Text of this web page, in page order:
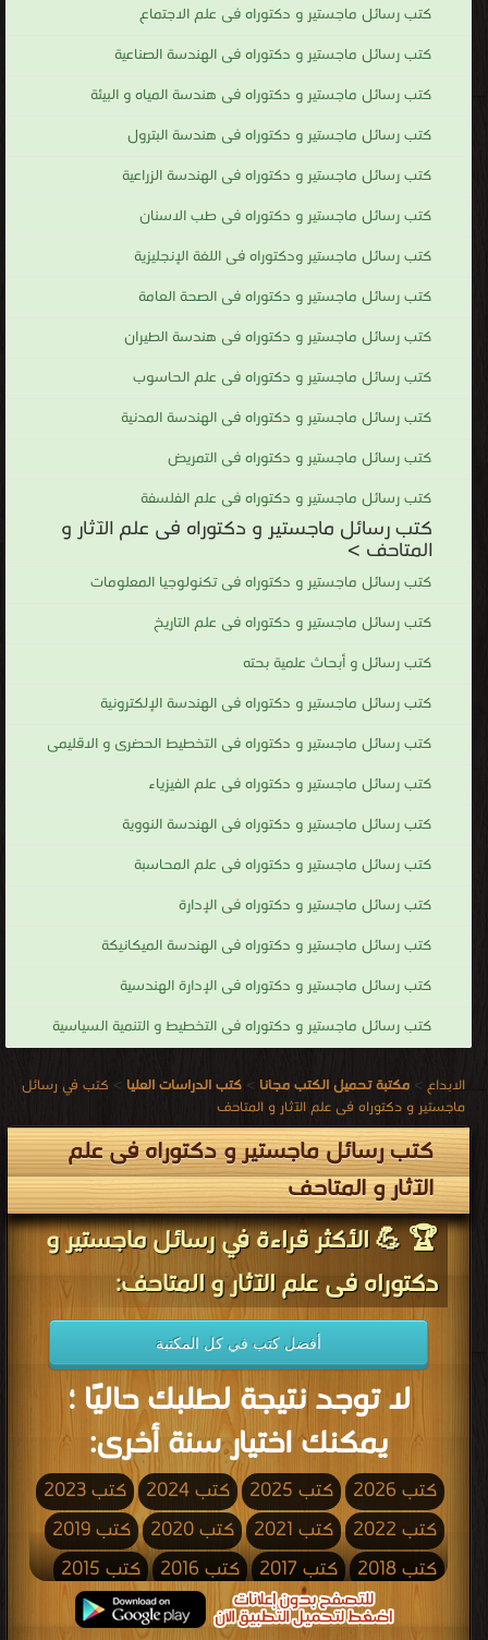
كتب رسائل ماجستير و دكتوراه فى علم الاجتماع
كتب رسائل ماجستير و دكتوراه فى الهندسة الصناعية
كتب رسائل ماجستير و دكتوراه فى هندسة المياه و البيئة
كتب رسائل ماجستير و دكتوراه فى هندسة البترول
كتب رسائل ماجستير و دكتوراه فى الهندسة الزراعية
كتب رسائل ماجستير و دكتوراه فى طب الاسنان
كتب رسائل ماجستير ودكتوراه فى اللغة الإنجليزية
كتب رسائل ماجستير و دكتوراه فى الصحة العامة
كتب رسائل ماجستير و دكتوراه فى هندسة الطيران
كتب رسائل ماجستير و دكتوراه فى علم الحاسوب
كتب رسائل ماجستير و دكتوراه فى الهندسة المدنية
كتب رسائل ماجستير و دكتوراه فى التمريض
كتب رسائل ماجستير و دكتوراه فى علم الفلسفة
كتب رسائل ماجستير و دكتوراه فى علم الآثار و
المتاحف >
كتب رسائل ماجستير و دكتوراه فى تكنولوجيا المعلومات
كتب رسائل ماجستير و دكتوراه فى علم التاريخ
كتب رسائل و أبحاث علمية بحته
كتب رسائل ماجستير و دكتوراه فى الهندسة الإلكترونية
كتب رسائل ماجستير و دكتوراه فى التخطيط الحضرى و الاقليمى
كتب رسائل ماجستير و دكتوراه فى علم الفيزياء
كتب رسائل ماجستير و دكتوراه فى الهندسة النووية
كتب رسائل ماجستير و دكتوراه فى علم المحاسبة
كتب رسائل ماجستير و دكتوراه فى الإدارة
كتب رسائل ماجستير و دكتوراه فى الهندسة الميكانيكة
كتب رسائل ماجستير و دكتوراه فى الإدارة الهندسية
كتب رسائل ماجستير و دكتوراه فى التخطيط و التنمية السياسية
الابداع > مكتبة تحميل الكتب مجانا > كتب الدراسات العليا > كتب في رسائل
ماجستير و دكتوراه فى علم الآثار و المتاحف
كتب رسائل ماجستير و دكتوراه فى علم
الآثار و المتاحف
🏆 💪 الأكثر قراءة في رسائل ماجستير و
دكتوراه فى علم الآثار و المتاحف:
أفضل كتب في كل المكتبة
لا توجد نتيجة لطلبك حاليًا ؛
يمكنك اختيار سنة أخرى:
كتب 2026 كتب 2025 كتب 2024
كتب 2023
كتب 2022
كتب 2021 كتب 2020
كتب 2019
كتب 2018
كتب 2017 كتب 2016
كتب 2015
كتب 2013 كتب 2012
كتب 2011